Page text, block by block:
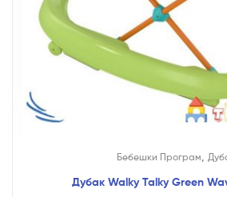
Бебешки Програм
Дубак Walky Talky Green